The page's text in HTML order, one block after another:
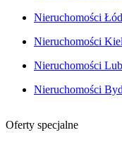
Nieruchomości
Nieruchomości
Nieruchomości
Nieruchomości
Oferty specjalne